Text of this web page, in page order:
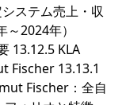
ステム売上・収
2024年）
13.12.5 KLA
Fischer 13.13.1
Fischer：全自